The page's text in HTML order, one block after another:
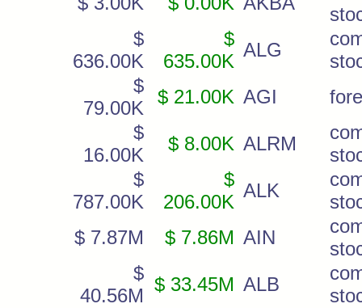
$
636.00K
$
635.00K
ALG
$
79.00K
$ 21.00K AGI
$
16.00K
$ 8.00K ALRM
$
787.00K
$
206.00K
ALK
$ 7.87M
$ 7.86M AIN
$
40.56M
$ 33.45M ALB